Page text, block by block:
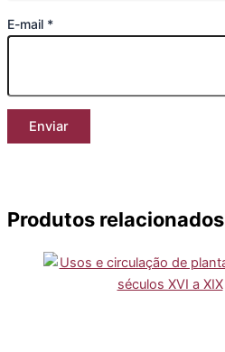
E-mail *
Produtos relacionados